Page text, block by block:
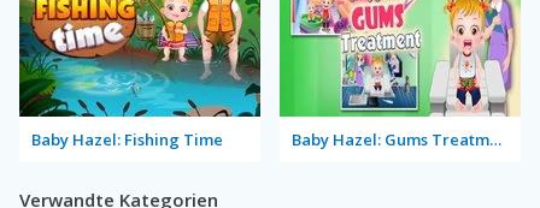
Baby Hazel: Fishing Time Baby Hazel: Gums Treatment
Verwandte Kategorien